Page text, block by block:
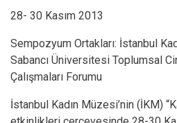
28- 30 Kasım 2013
Sempozyum Ortakları: İstanbul
Sabancı Üniversitesi Toplumsal
Çalışmaları Forumu
İstanbul Kadın Müzesi’nin (İKM)